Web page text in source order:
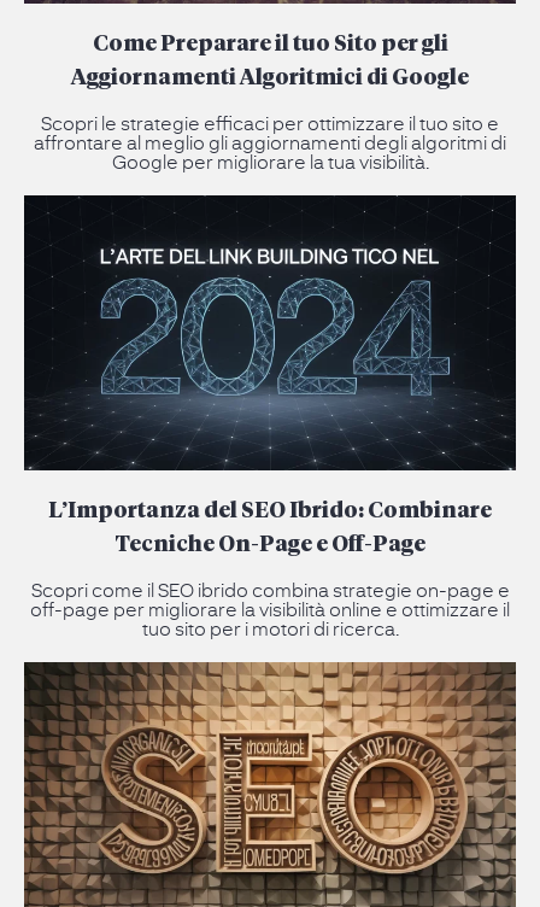
Come Preparare il tuo Sito per gli
Aggiornamenti Algoritmici di Google
Scopri le strategie efficaci per ottimizzare il tuo sito e
affrontare al meglio gli aggiornamenti degli algoritmi di
Google per migliorare la tua visibilità.
L’Importanza del SEO Ibrido: Combinare
Tecniche On-Page e Off-Page
Scopri come il SEO ibrido combina strategie on-page e
off-page per migliorare la visibilità online e ottimizzare il
tuo sito per i motori di ricerca.